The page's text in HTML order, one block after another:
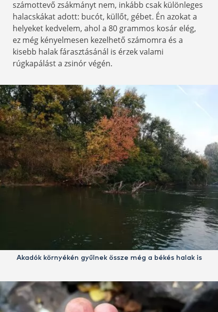
számottevő zsákmányt nem, inkább csak különleges
halacskákat adott: bucót, küllőt, gébet. Én azokat a
helyeket kedvelem, ahol a 80 grammos kosár elég,
ez még kényelmesen kezelhető számomra és a
kisebb halak fárasztásánál is érzek valami
rúgkapálást a zsinór végén.
Akadók környékén gyűlnek össze még a békés halak is